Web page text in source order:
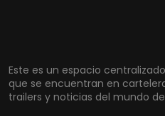
Este es un espacio
que se encuentran en
trailers y noticias del mundo